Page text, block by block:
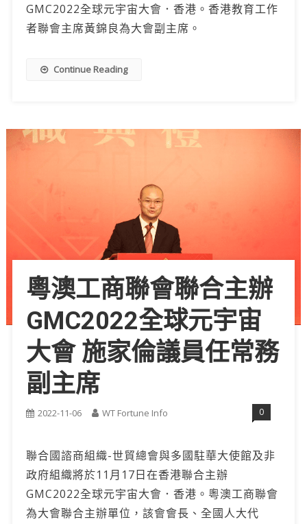
GMC2022全球元宇宙大會．香港。香港教育工作
者聯會主席黃錦良為大會副主席。
Continue Reading
粵澳工商聯會聯合主辦
GMC2022全球元宇宙
大會 施家倫議員任常務
副主席
2022-11-06 WT Fortune Info 0
聯合國諮商組織-世貿總會與多國駐華大使館及非
政府組織將於11月17日在香港聯合主辦
GMC2022全球元宇宙大會．香港。粵澳工商聯會
為大會聯合主辦單位，該會會長、全國人大代